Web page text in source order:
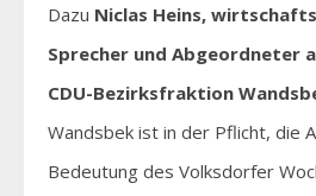
Dazu Niclas Heins,
Sprecher und Abgeordneter
CDU-Bezirksfraktion
Wandsbek ist in der Pflicht, die
Bedeutung des Volksdorfer